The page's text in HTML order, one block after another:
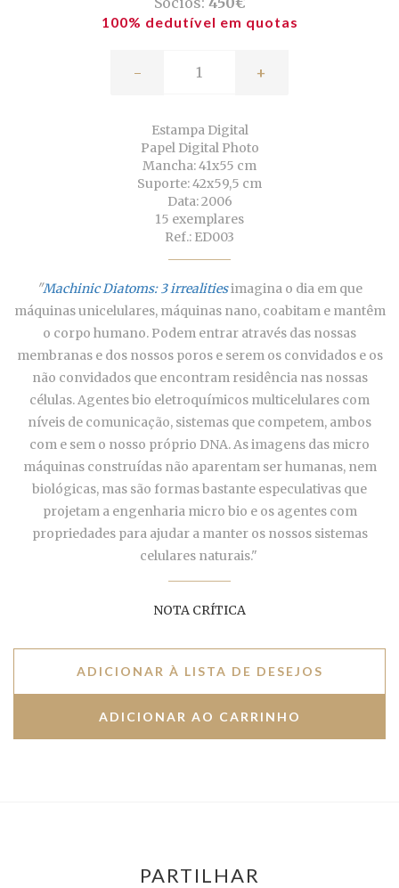
100% dedutível em quotas
- +
Estampa Digital
Papel Digital Photo
Mancha: 41x55 cm
Suporte: 42x59,5 cm
Data: 2006
15 exemplares
Ref.: ED003
"Machinic Diatoms: 3 irrealitiesimagina o dia em que
máquinas unicelulares, máquinas nano, coabitam e mantêm
o corpo humano. Podem entrar através das nossas
membranas e dos nossos poros e serem os convidados e os
não convidados que encontram residência nas nossas
células. Agentes bio eletroquímicos multicelulares com
níveis de comunicação, sistemas que competem, ambos
com e sem o nosso próprio DNA. As imagens das micro
máquinas construídas não aparentam ser humanas, nem
biológicas, mas são formas bastante especulativas que
projetam a engenharia micro bio e os agentes com
propriedades para ajudar a manter os nossos sistemas
celulares naturais."
NOTA CRÍTICA
ADICIONAR À LISTA DE DESEJOS
PARTILHAR